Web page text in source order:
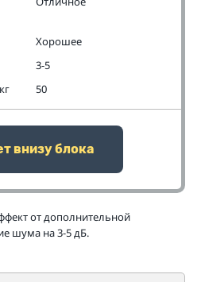
Хорошее
3-5
50
внизу блока
от дополнительной
шума на 3-5 дБ.